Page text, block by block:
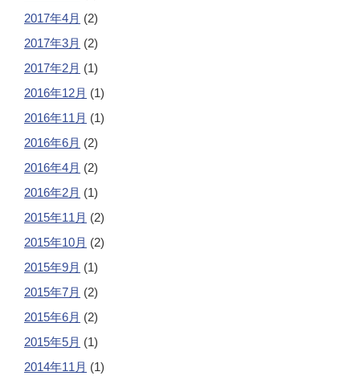
2017年4月 (2)
2017年3月 (2)
2017年2月 (1)
2016年12月 (1)
2016年11月 (1)
2016年6月 (2)
2016年4月 (2)
2016年2月 (1)
2015年11月 (2)
2015年10月 (2)
2015年9月 (1)
2015年7月 (2)
2015年6月 (2)
2015年5月 (1)
2014年11月 (1)